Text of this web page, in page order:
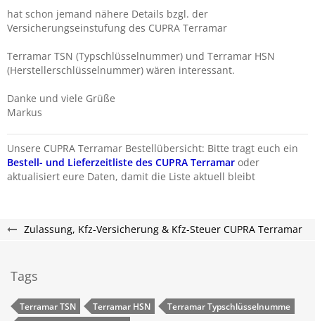
hat schon jemand nähere Details bzgl. der
Versicherungseinstufung des CUPRA Terramar
Terramar TSN (Typschlüsselnummer) und Terramar HSN
(Herstellerschlüsselnummer) wären interessant.
Danke und viele Grüße
Markus
Unsere CUPRA Terramar Bestellübersicht: Bitte tragt euch ein
Bestell- und Lieferzeitliste des CUPRA Terramar oder
aktualisiert eure Daten, damit die Liste aktuell bleibt
Zulassung, Kfz-Versicherung & Kfz-Steuer CUPRA Terramar
Tags
Terramar​​​​ TSN Terramar​​​​​ HSN
Terramar​​​​ Typschlüsselnumme